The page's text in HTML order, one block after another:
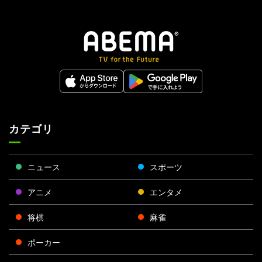
カテゴリ
ニュース スポーツ
アニメ エンタメ
将棋 麻雀
ポーカー